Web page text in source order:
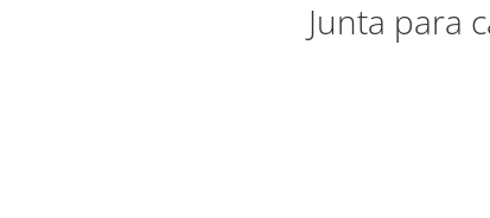
Junta para